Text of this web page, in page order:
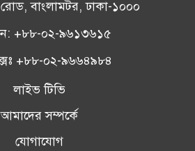
বাংলামটর, ঢাকা-১০০০
+৮৮-০২-৯৬১৩৬১৫
+৮৮-০২-৯৬৬৪৯৮৪
লাইভ টিভি
আমাদের সম্পর্কে
যোগাযোগ